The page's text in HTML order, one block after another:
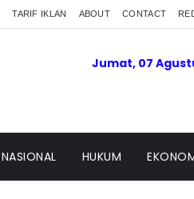
TARIF IKLAN ABOUT CONTACT
Jumat, 07
NASIONAL HUKUM